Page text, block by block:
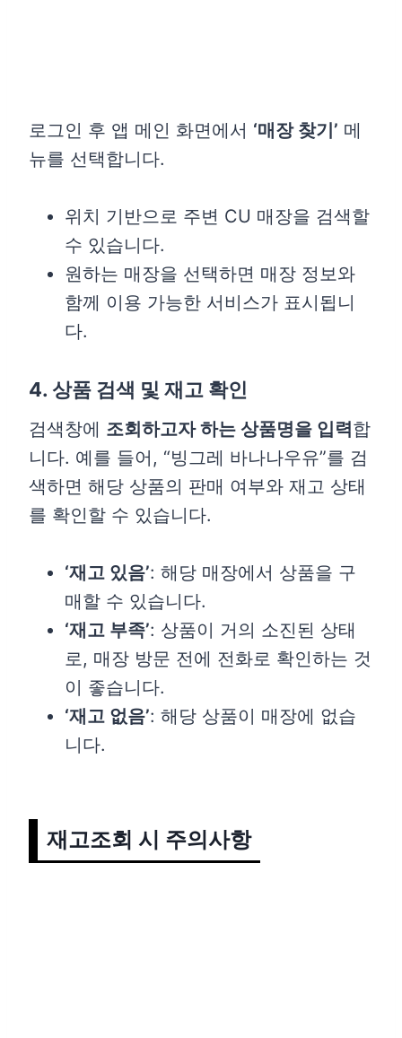
로그인 후 앱 메인 화면에서 ‘매장 찾기’ 메
뉴를 선택합니다.
위치 기반으로 주변 CU 매장을 검색할
수 있습니다.
원하는 매장을 선택하면 매장 정보와
함께 이용 가능한 서비스가 표시됩니
다.
4. 상품 검색 및 재고 확인
검색창에 조회하고자 하는 상품명을 입력합
니다. 예를 들어, “빙그레 바나나우유”를 검
색하면 해당 상품의 판매 여부와 재고 상태
를 확인할 수 있습니다.
‘재고 있음’: 해당 매장에서 상품을 구
매할 수 있습니다.
‘재고 부족’: 상품이 거의 소진된 상태
로, 매장 방문 전에 전화로 확인하는 것
이 좋습니다.
‘재고 없음’: 해당 상품이 매장에 없습
니다.
재고조회 시 주의사항